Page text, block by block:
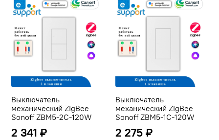
Выключатель
механический ZigBee
Sonoff ZBM5-2C-120W
2 341 ₽
Выключатель
механический ZigBee
Sonoff ZBM5-1C-120W
2 275 ₽